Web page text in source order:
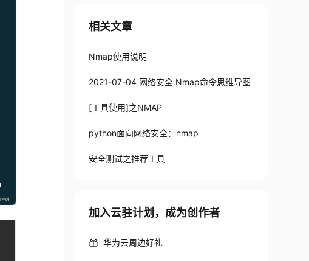
NMAP
(1)
相关文章
Nmap使用说明
2021-07-04 网络安全 Nmap命令思维导图
[工具使用]之NMAP
python面向网络安全：nmap
安全测试之推荐工具
加入云驻计划，成为创作者
华为云周边好礼